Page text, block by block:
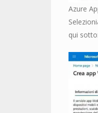
Azure
qui sotto: